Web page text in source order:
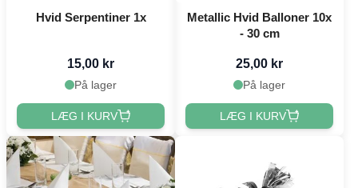
Hvid Serpentiner 1x
15,00 kr
På lager
LÆG I KURV
Metallic Hvid Balloner 10x
- 30 cm
25,00 kr
På lager
LÆG I KURV